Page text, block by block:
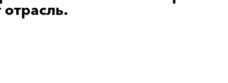
отрасль.